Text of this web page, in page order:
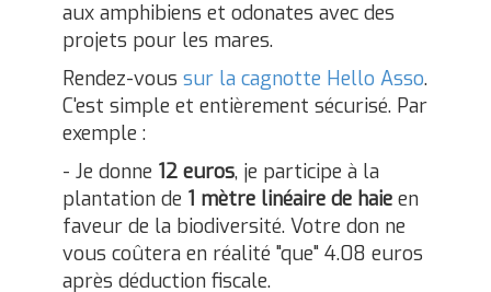
aux amphibiens et odonates avec des
projets pour les mares.
Rendez-vous sur la cagnotte Hello Asso.
C'est simple et entièrement sécurisé. Par
exemple :
- Je donne 12 euros, je participe à la
plantation de 1 mètre linéaire de haieen
faveur de la biodiversité. Votre don ne
vous coûtera en réalité "que" 4.08 euros
après déduction fiscale.